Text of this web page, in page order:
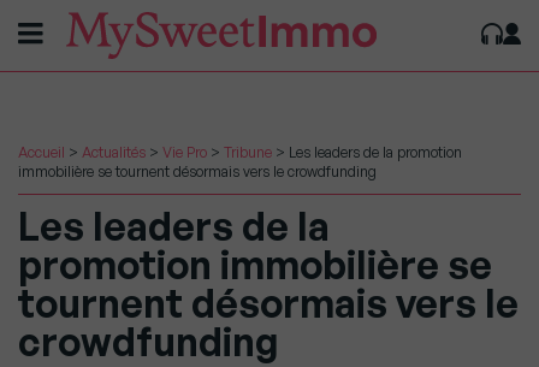
Accueil > Actualités > Vie Pro > Tribune > Les leaders de la promotion
immobilière se tournent désormais vers le crowdfunding
Les leaders de la
promotion immobilière se
tournent désormais vers le
crowdfunding